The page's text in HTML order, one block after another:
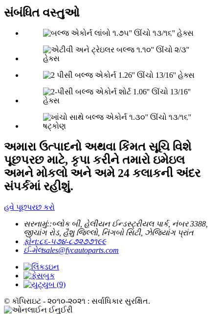
સંબંધિત વસ્તુઓ
અમારા ઉત્પાદનો અથવા કિંમત સૂચિ વિશે
પૂછપરછ માટે, કૃપા કરીને તમારો ઇમેઇલ
અમને મોકલો અને અમે 24 કલાકની અંદર
સંપર્કમાં રહીશું.
હવે પૂછપરછ કરો
સરનામું::બ્લોક બી, હેલીયન ઈન્ડસ્ટ્રીયલ પાર્ક, નંબર 3388,
જીચાંગ રોડ, હૈશુ જિલ્લો, નિંગબો સિટી, ઝેજિયાંગ પ્રાંત
ફોન:૮૬-૫૭૪-૮૭૨૭૭૧૯૯
ઈ-મેલsales@fycautoparts.com
© કૉપિરાઇટ - ૨૦૧૦-૨૦૨૧ : સર્વાધિકાર સુરક્ષિત.